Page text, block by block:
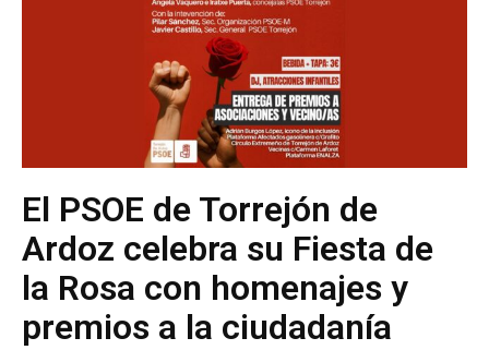
El PSOE de Torrejón de
Ardoz celebra su Fiesta de
la Rosa con homenajes y
premios a la ciudadanía